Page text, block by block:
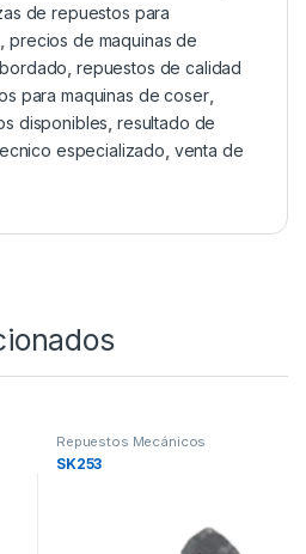
de repuestos para
,precios de maquinas de
repuestos de calidad
para maquinas de coser,
disponibles resultado de
especializado venta de
Repuestos Mecánicos
SK253